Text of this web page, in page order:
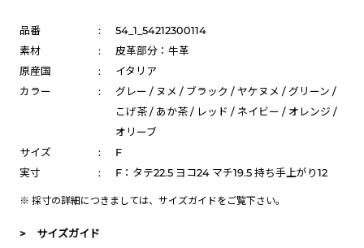
品番 :
54_1_54212300114
素材
:
皮革部分：牛革
原産国
:
イタリア
カラー
:
グレー / ヌメ / ブラック / ヤケヌメ / グリーン /
こげ茶 / あか茶 / レッド / ネイビー / オレンジ /
オリーブ
サイズ
:
F
実寸
: F：タテ22.5 ヨコ24 マチ19.5 持ち手上がり12
※ 採寸の詳細につきましては、 サイズガイドをご覧下さい。
> サイズガイド